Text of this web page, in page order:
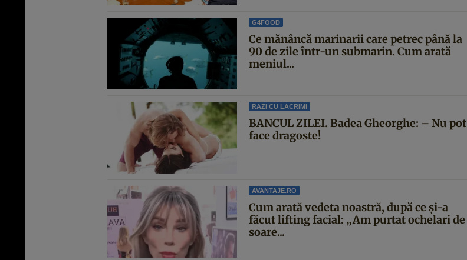
G4FOOD
Ce mănâncă marinarii care petrec până la
90 de zile într-un submarin. Cum arată
meniul...
RAZI CU LACRIMI
BANCUL ZILEI. Badea Gheorghe: – Nu pot
face dragoste!
AVANTAJE.RO
Cum arată vedeta noastră, după ce și-a
făcut lifting facial: „Am purtat ochelari de
soare...